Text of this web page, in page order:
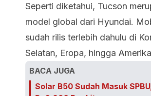
Seperti diketahui, Tucson
model global dari Hyundai.
sudah rilis terlebih dahulu di
Selatan, Eropa, hingga
BACA JUGA
Solar B50 Sudah Masuk